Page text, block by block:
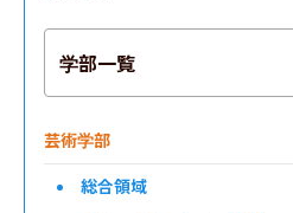
学部一覧
芸術学部
総合領域